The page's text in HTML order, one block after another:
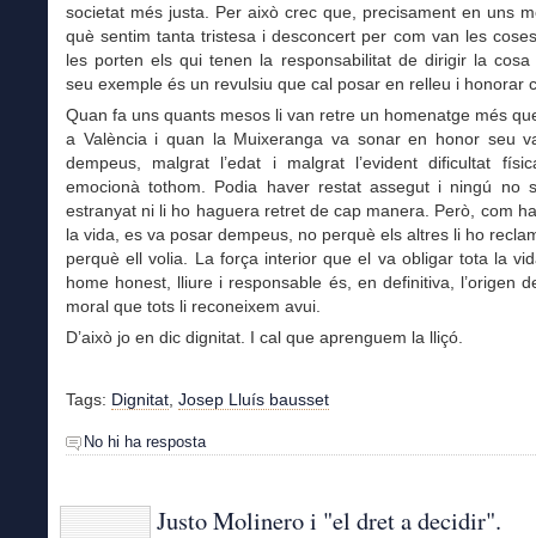
societat més justa. Per això crec que, precisament en uns
què sentim tanta tristesa i desconcert per com van les
les porten els qui tenen la responsabilitat de dirigir la cosa
seu exemple és un revulsiu que cal posar en relleu i honorar
Quan fa uns quants mesos li van retre un homenatge més
a València i quan la Muixeranga va sonar en honor seu
dempeus, malgrat l’edat i malgrat l’evident dificultat
emocionà tothom. Podia haver restat assegut i ningú no
estranyat ni li ho haguera retret de cap manera. Però, com
la vida, es va posar dempeus, no perquè els altres li ho
perquè ell volia. La força interior que el va obligar tota la
home honest, lliure i responsable és, en definitiva, l’origen
moral que tots li reconeixem avui.
D’això jo en dic dignitat. I cal que aprenguem la lliçó.
Tags: Dignitat Josep Lluís bausset
No hi ha resposta
Justo Molinero i "el dret a decidir".